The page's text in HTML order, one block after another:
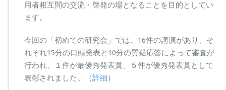
用者相互間の交流・啓発の場となることを目的としてい
ます。
今回の「初めての研究会」では、16件の講演があり、そ
れぞれ15分の口頭発表と10分の質疑応答によって審査が
行われ、１件が最優秀発表賞、５件が優秀発表賞として
表彰されました。（詳細）